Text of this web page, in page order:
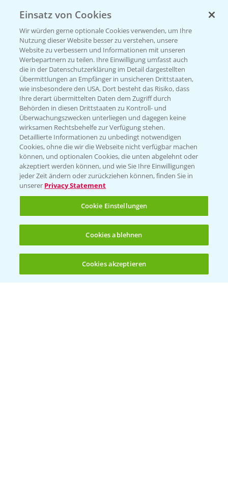
Rundgang über die Raps DEMOS
24.03.2025
Raps Stoppelanalyse
(noch 4)
Einsatz von Cookies
Wir würden gerne optionale Cookies verwenden, um Ihre
Nutzung dieser Website besser zu verstehen, unsere
Website zu verbessern und Informationen mit unseren
Werbepartnern zu teilen. Ihre Einwilligung umfasst auch
die in der Datenschutzerklärung im Detail dargestellten
Übermittlungen an Empfänger in unsicheren Drittstaaten,
wie insbesondere den USA. Dort besteht das Risiko, dass
Ihre derart übermittelten Daten dem Zugriff durch
Behörden in diesen Drittstaaten zu Kontroll- und
Überwachungszwecken unterliegen und dagegen keine
wirksamen Rechtsbehelfe zur Verfügung stehen.
Detaillierte Informationen zu unbedingt notwendigen
Cookies, ohne die wir die Webseite nicht verfügbar machen
können, und optionalen Cookies, die unten abgelehnt oder
akzeptiert werden können, und wie Sie Ihre Einwilligungen
jeder Zeit ändern oder zurückziehen können, finden Sie in
unserer Privacy Statement
Cookie Einstellungen
Cookies ablehnen
Cookies akzeptieren